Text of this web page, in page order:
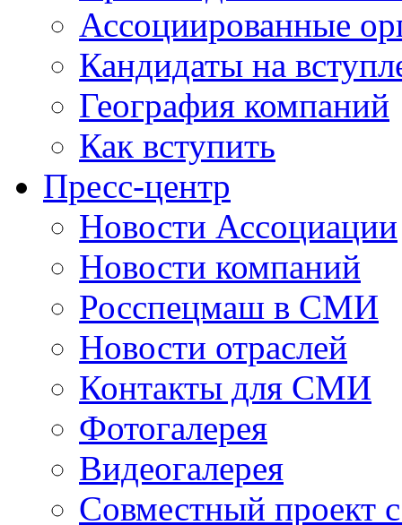
Ассоциированные
Кандидаты на
География компаний
Как вступить
Пресс-центр
Новости Ассоциации
Новости компаний
Росспецмаш в СМИ
Новости отраслей
Контакты для СМИ
Фотогалерея
Видеогалерея
Совместный проект